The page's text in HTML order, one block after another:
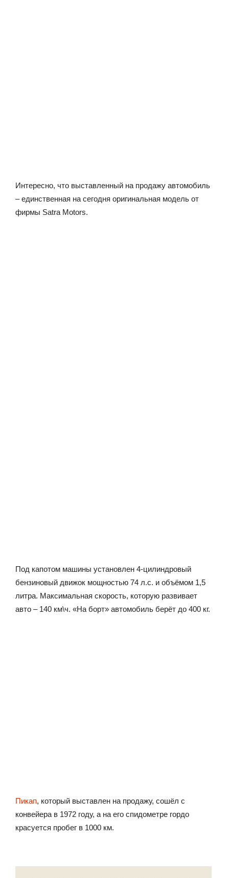
Интересно, что выставленный на продажу автомобиль
– единственная на сегодня оригинальная модель от
фирмы Satra Motors.
Под капотом машины установлен 4-цилиндровый
бензиновый движок мощностью 74 л.с. и объёмом 1,5
литра. Максимальная скорость, которую развивает
авто – 140 км\ч. «На борт» автомобиль берёт до 400 кг.
Пикап, который выставлен на продажу, сошёл с
конвейера в 1972 году, а на его спидометре гордо
красуется пробег в 1000 км.